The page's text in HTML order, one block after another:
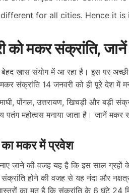
different for all cities. Hence it
को मकर संक्रांति, जानें
खास संयोग में आ रहा है। इस पर
संक्रांति 14 जनवरी को ही पूरे देश में
पोंगल, उत्तरायण, खिचड़ी और बड़ी
पतंग महोत्वस मनाया जाता है। जानें
का मकर में प्रवेश
जाने की वजह यह है कि इस साल
होने की वजह से यह नंदा और
का मत है कि संक्रांति के 6 घंटे 24